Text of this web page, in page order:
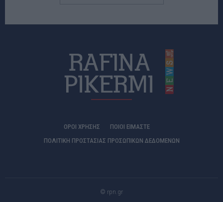
ΟΡΟΙ ΧΡΗΣΗΣ
ΠΟΙΟΊ ΕΊΜΑΣΤΕ
ΠΟΛΙΤΙΚΗ ΠΡΟΣΤΑΣΙΑΣ ΠΡΟΣΩΠΙΚΩΝ ΔΕΔΟΜΕΝΩΝ
© rpn.gr